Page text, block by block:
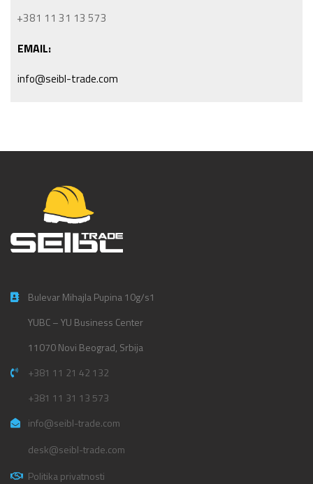
+381 11 31 13 573
EMAIL:
info@seibl-trade.com
Bulevar Mihajla Pupina 10g/s1
YUBC – YU Business Center
11070 Novi Beograd, Srbija
+381 11 21 42 132
+381 11 31 13 573
info@seibl-trade.com
desk@seibl-trade.com
Politika privatnosti